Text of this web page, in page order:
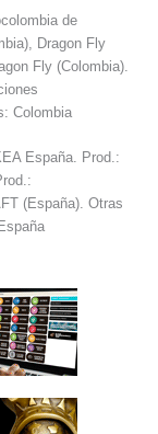
de
Dragon Fly
Fly (Colombia).
Colombia
España. Prod.:
(España). Otras